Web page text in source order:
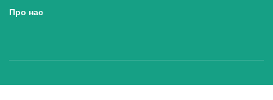
Про нас
Політика конфіденційності та захисту персональних даних